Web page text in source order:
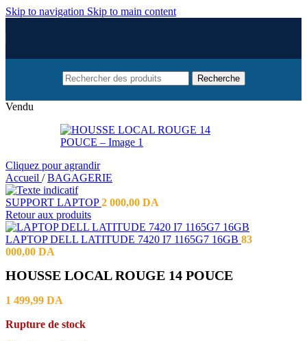
Skip to navigation Skip to main content
Recherche
Vendu
Cliquez pour agrandir
Accueil / BAGAGERIE
SUPPORT LAPTOP2 000,00 DA
Retour aux produits
LAPTOP DELL LATITUDE 7420 I7 1165G7 16GB 83
000,00 DA
HOUSSE LOCAL ROUGE 14 POUCE
1 499,99 DA
Rupture de stock